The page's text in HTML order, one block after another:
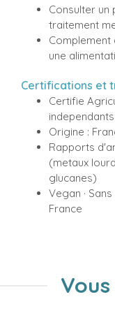
Consulter un
traitement
Complement
une
Certifications et
Certifie
Origine :
Rapports
(metaux
glucanes)
Vegan ·
France